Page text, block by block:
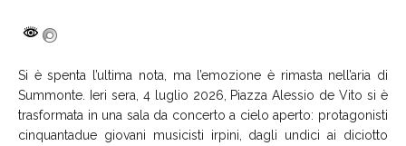
Si è spenta l’ultima nota, ma l’emozione è rimasta nell’aria di
Summonte. Ieri sera, 4 luglio 2026, Piazza Alessio de Vito si è
trasformata in una sala da concerto a cielo aperto: protagonisti
cinquantadue giovani musicisti irpini, dagli undici ai diciotto